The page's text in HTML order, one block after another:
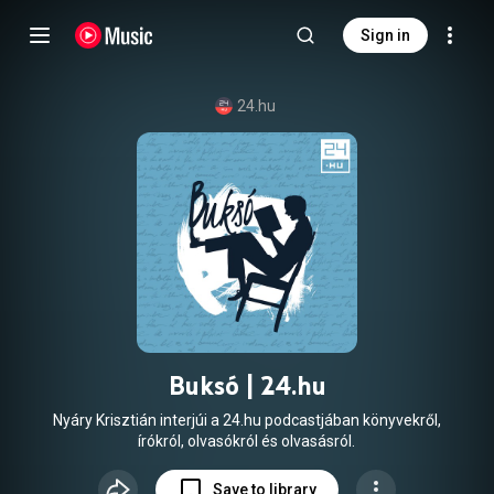
Sign in
24.hu
Buksó | 24.hu
Nyáry Krisztián interjúi a 24.hu podcastjában könyvekről,
írókról, olvasókról és olvasásról.
Save to library